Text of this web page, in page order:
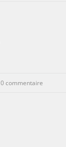
0 commentaire